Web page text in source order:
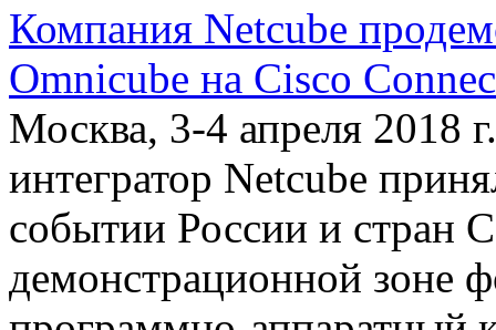
Компания Netcube
Omnicube на Cisco
Москва, 3-4 апреля 2018
интегратор Netcube
событии России и стран
демонстрационной зоне